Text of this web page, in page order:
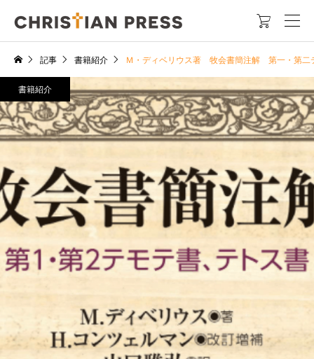

記事 書籍紹介 Ｍ・ディベリウス著 牧会書簡注解 第一・第二
書籍紹介